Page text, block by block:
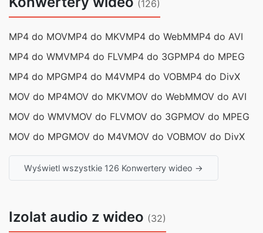
(126)
MP4 do MOVMP4 do MKVMP4 do WebMMP4 do AVI
MP4 do WMVMP4 do FLVMP4 do 3GPMP4 do MPEG
MP4 do MPGMP4 do M4VMP4 do VOBMP4 do DivX
MOV do MP4MOV do MKVMOV do WebMMOV do AVI
MOV do WMVMOV do FLVMOV do 3GPMOV do MPEG
MOV do MPGMOV do M4VMOV do VOBMOV do DivX
Wyświetl wszystkie 126 Konwertery wideo →
Izolat audio z wideo (32)